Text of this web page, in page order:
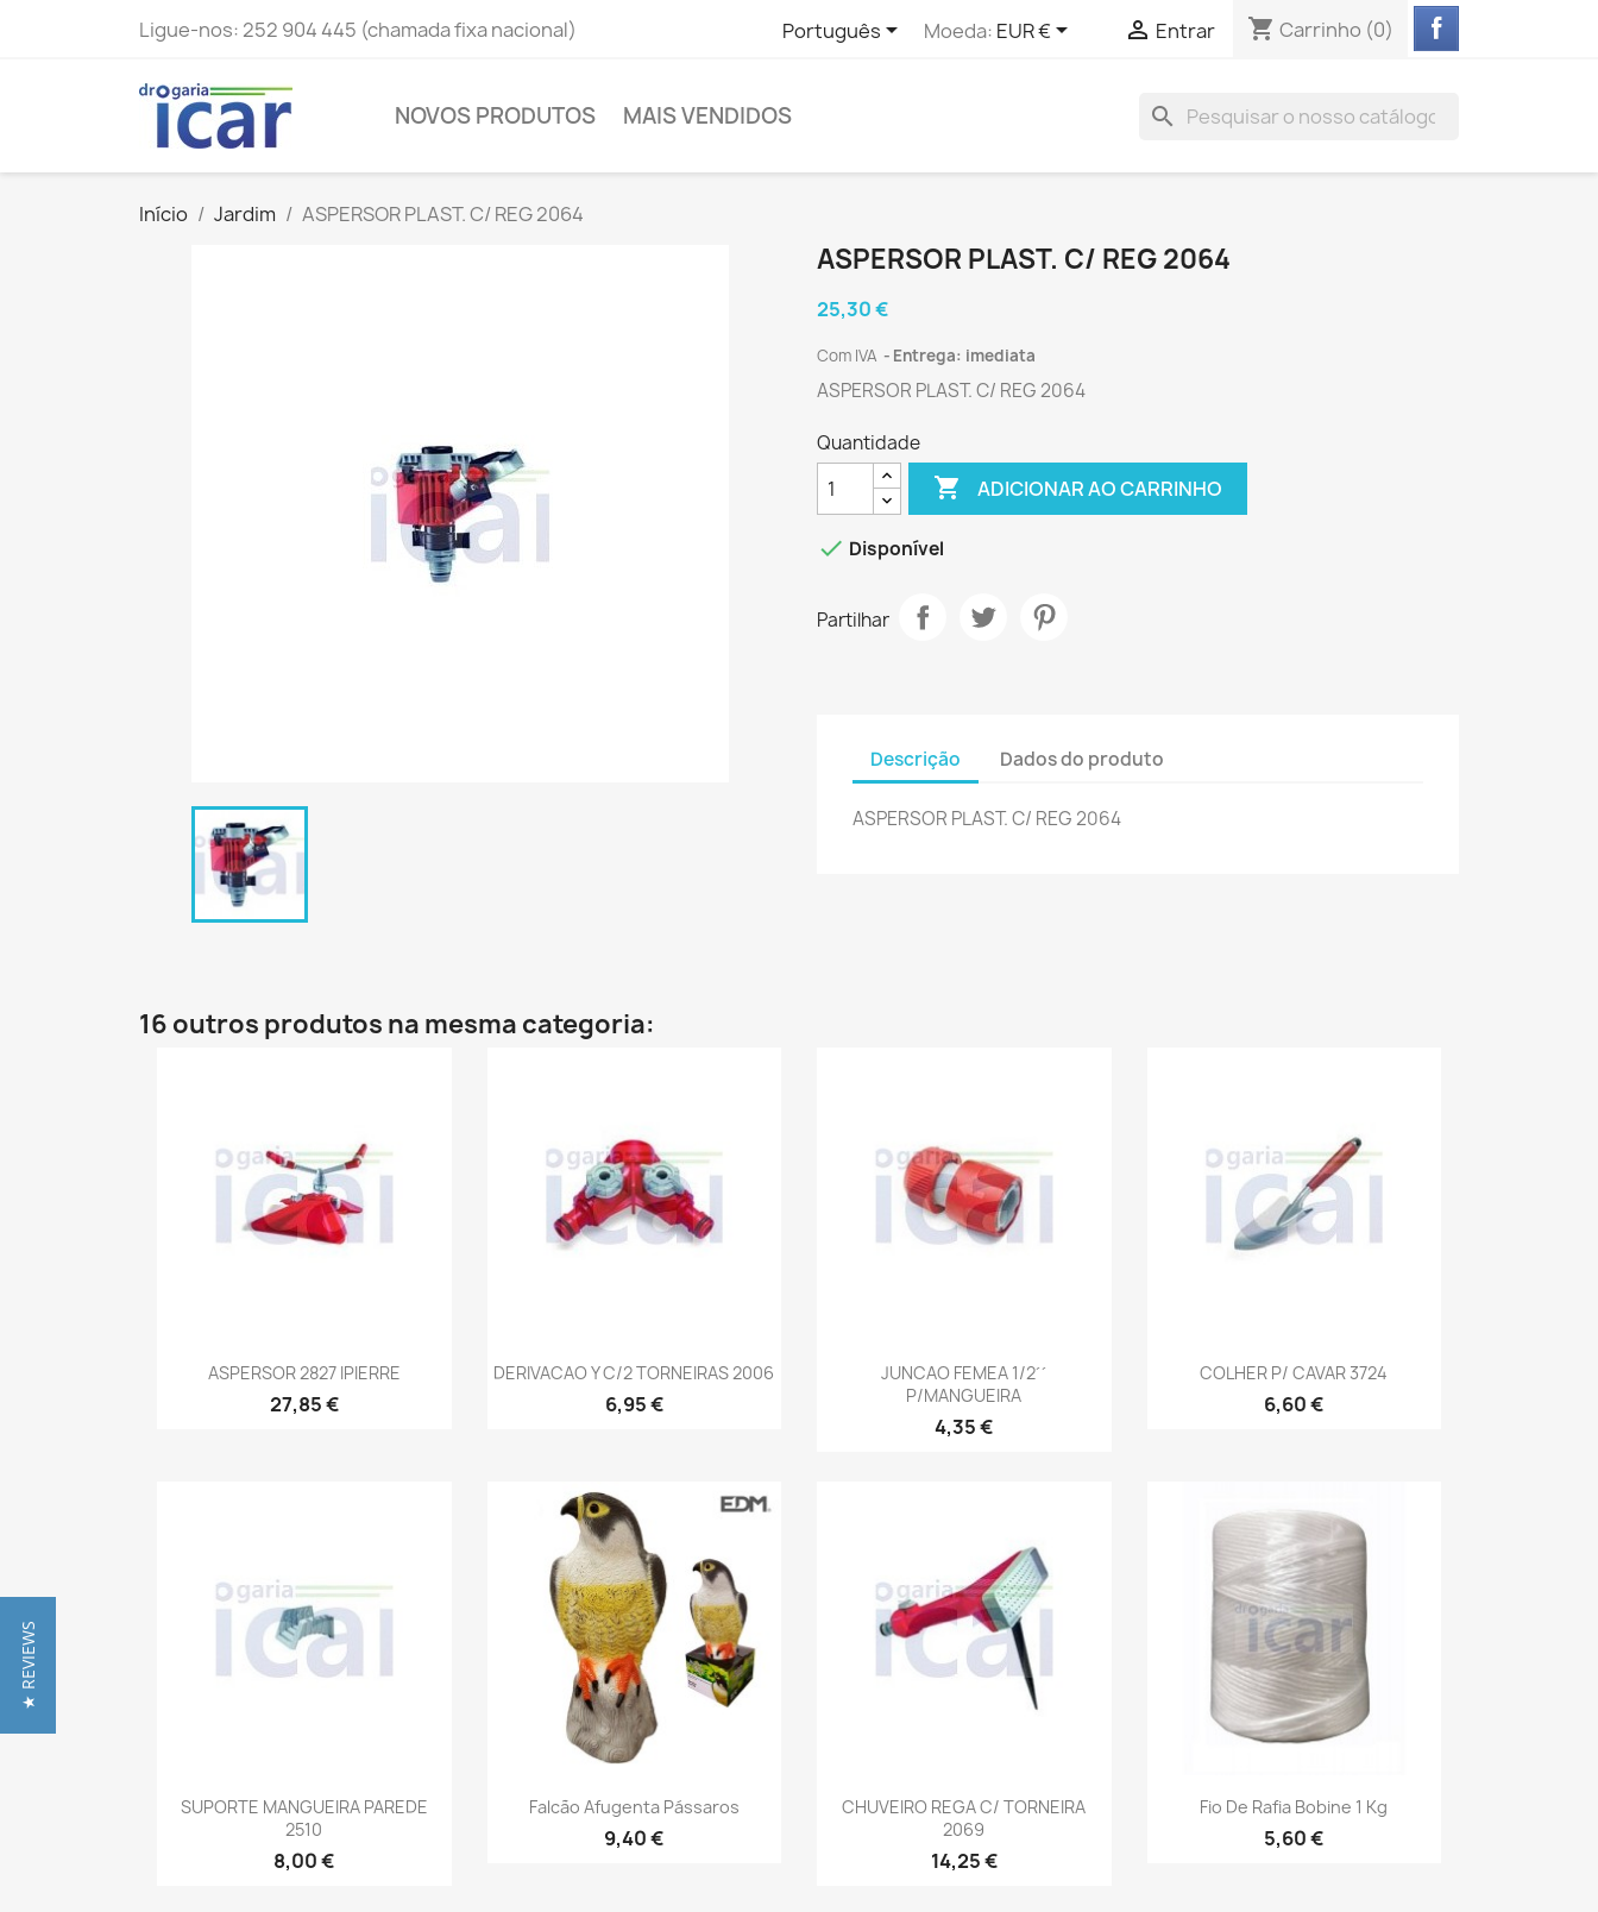
Ligue-nos: 252 904 445 (chamada fixa nacional) Português Moeda: EUR €  Entrar shopping_cart Carrinho (0)
NOVOS PRODUTOS MAIS VENDIDOS search
Início Jardim ASPERSOR PLAST. C/ REG 2064
ASPERSOR PLAST. C/ REG 2064
25,30 €
Com IVA Entrega: imediata
ASPERSOR PLAST. C/ REG 2064
Quantidade
 ADICIONAR AO CARRINHO
 Disponível
Partilhar
Descrição Dados do produto
ASPERSOR PLAST. C/ REG 2064
16 outros produtos na mesma categoria:
ASPERSOR 2827 IPIERRE
27,85 €
Vista rápida DERIVACAO Y C/2 TORNEIRAS 2006
6,95 €
Vista rápida
JUNCAO FEMEA 1/2´´
P/MANGUEIRA
4,35 €
Vista rápida COLHER P/ CAVAR 3724
6,60 €
Vista rápida
SUPORTE MANGUEIRA PAREDE
2510
8,00 €
 Vista rápida Falcão Afugenta Pássaros
9,40 €
Vista rápida
CHUVEIRO REGA C/ TORNEIRA
2069
14,25 €
Vista rápida Fio De Rafia Bobine 1 Kg
5,60 €
Vista rápida
★ REVIEWS